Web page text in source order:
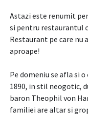
Astazi este renumit
si pentru restaurantul
Restaurant pe care
aproape!
Pe domeniu se afla si
1890, in stil neogotic,
baron Theophil von
familiei are altar si